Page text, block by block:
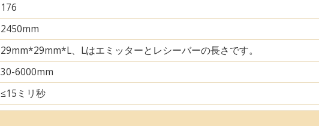
176
2450mm
29mm*29mm*L、Lはエミッターとレシーバーの長さです。
30-6000mm
≤15ミリ秒